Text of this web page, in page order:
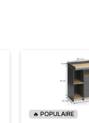
🔥 POPULAIRE